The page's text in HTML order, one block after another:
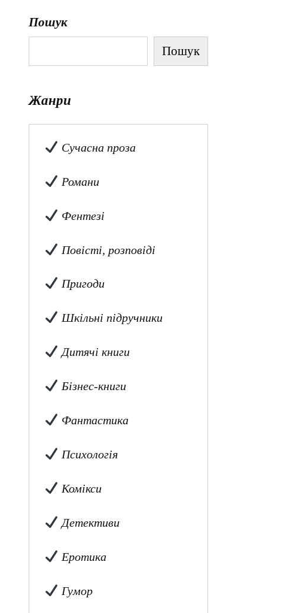
Пошук
Пошук
Жанри
Сучасна проза
Романи
Фентезі
Повісті, розповіді
Пригоди
Шкільні підручники
Дитячі книги
Бізнес-книги
Фантастика
Психологія
Комікси
Детективи
Еротика
Гумор